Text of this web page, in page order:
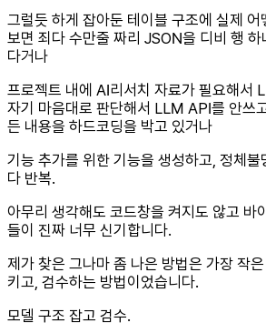
그럴듯 하게 잡아둔 테이블 구조에 실제 어
보면 죄다 수만줄 짜리 JSON을 디비 행
다거나
프로젝트 내에 AI리서치 자료가 필요해서
자기 마음대로 판단해서 LLM API를 안쓰
든 내용을 하드코딩을 박고 있거나
기능 추가를 위한 기능을 생성하고, 정체
다 반복.
아무리 생각해도 코드창을 켜지도 않고 바
들이 진짜 너무 신기합니다.
제가 찾은 그나마 좀 나은 방법은 가장 작
키고, 검수하는 방법이었습니다.
모델 구조 잡고 검수.